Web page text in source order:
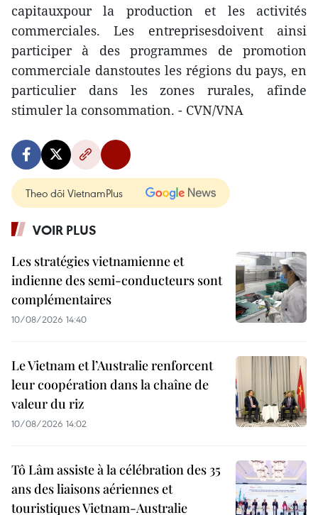
capitauxpour la production et les activités
commerciales. Les entreprisesdoivent ainsi
participer à des programmes de promotion
commerciale danstoutes les régions du pays, en
particulier dans les zones rurales, afinde
stimuler la consommation. - CVN/VNA
Theo dõi VietnamPlus
VOIR PLUS
Les stratégies vietnamienne et
indienne des semi-conducteurs sont
complémentaires
10/08/2026 14:40
Le Vietnam et l’Australie renforcent
leur coopération dans la chaîne de
valeur du riz
10/08/2026 14:02
Tô Lâm assiste à la célébration des 35
ans des liaisons aériennes et
touristiques Vietnam-Australie